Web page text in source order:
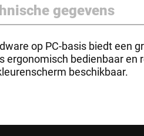
gegevens
op PC-basis biedt een
ergonomisch bedienbaar en
beschikbaar.